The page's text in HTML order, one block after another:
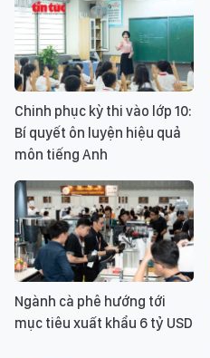
Chinh phục kỳ thi vào lớp 10:
Bí quyết ôn luyện hiệu quả
môn tiếng Anh
Ngành cà phê hướng tới
mục tiêu xuất khẩu 6 tỷ USD